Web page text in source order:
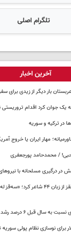
تلگرام اصلی
آخرین اخبار
بار دیگر از زیدی برای
یک جوان کرد اقدام
در ترکیه و سوریه
مهار ایران یا خروج
/ محمدحامد پورجعفری
درگیری مسلحانه با
روایت هویت فرهنگی سقز از زبان
سال قبل ۶ درصد رشد کرد